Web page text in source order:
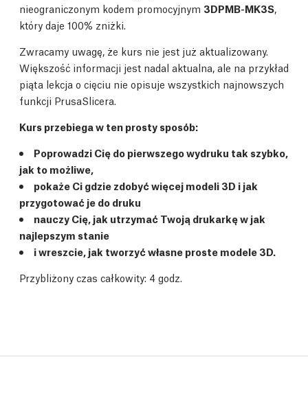
nieograniczonym kodem promocyjnym 3DPMB-MK3S
który daje 100% zniżki.
Zwracamy uwagę, że kurs nie jest już aktualizowany.
Większość informacji jest nadal aktualna, ale na przykład
piąta lekcja o cięciu nie opisuje wszystkich najnowszych
funkcji PrusaSlicera.
Kurs przebiega w ten prosty sposób:
Poprowadzi Cię do pierwszego wydruku tak szybko,
jak to możliwe,
pokaże Ci gdzie zdobyć więcej modeli 3D i jak
przygotować je do druku
nauczy Cię, jak utrzymać Twoją drukarkę w jak
najlepszym stanie
i wreszcie, jak tworzyć własne proste modele 3D.
Przybliżony czas całkowity: 4 godz.